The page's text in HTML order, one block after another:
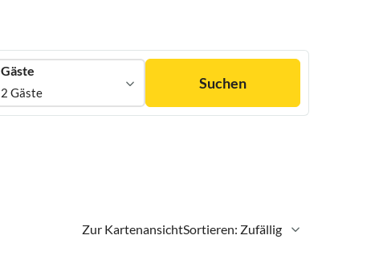
Gäste
2 Gäste
Suchen
Zur KartenansichtSortieren: Zufällig